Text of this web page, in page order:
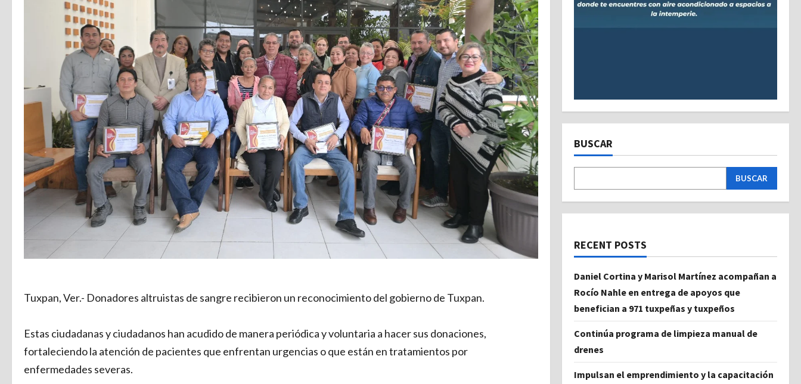
Tuxpan, Ver.- Donadores altruistas de sangre recibieron un reconocimiento del gobierno de Tuxpan.
Estas ciudadanas y ciudadanos han acudido de manera periódica y voluntaria a hacer sus donaciones,
fortaleciendo la atención de pacientes que enfrentan urgencias o que están en tratamientos por
enfermedades severas.
BUSCAR
BUSCAR
RECENT POSTS
Daniel Cortina y Marisol Martínez acompañan a
Rocío Nahle en entrega de apoyos que
benefician a 971 tuxpeñas y tuxpeños
Continúa programa de limpieza manual de
drenes
Impulsan el emprendimiento y la capacitación